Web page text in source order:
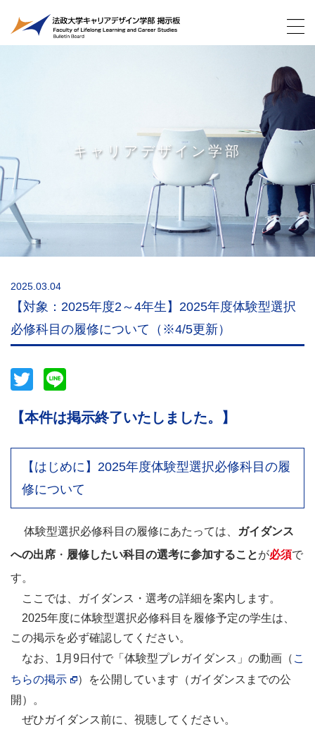
キャリアデザイン学部
2025.03.04
【対象：2025年度2～4年生】2025年度体験型選択
必修科目の履修について（※4/5更新）
Twitter
【本件は掲示終了いたしました。】
【はじめに】2025年度体験型選択必修科目の履
修について
体験型選択必修科目の履修にあたっては、
ガイダンス
への出席 ・ 履修したい科目の選考に参加することが必須で
す。
ここでは、ガイダンス・選考の詳細を案内します。
2025年度に体験型選択必修科目を履修予定の学生は、
この掲示を必ず確認してください。
なお、1月9日付で「体験型プレガイダンス」の動画（ こ
ちらの掲示
）を公開しています（ガイダンスまでの公
開）。
ぜひガイダンス前に、視聴してください。